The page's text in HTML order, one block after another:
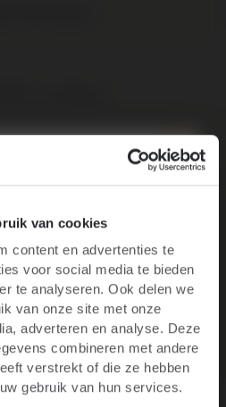
van cookies
content en advertenties te
voor social media te bieden
te analyseren. Ook delen we
van onze site met onze
adverteren en analyse. Deze
combineren met andere
verstrekt of die ze hebben
gebruik van hun services.
jaar of ouder?
besteld, volgende werkdag in huis
fles te bestellen
binnen NL vanaf € 95
op je
het laatste wijnnieuws,
en meer.